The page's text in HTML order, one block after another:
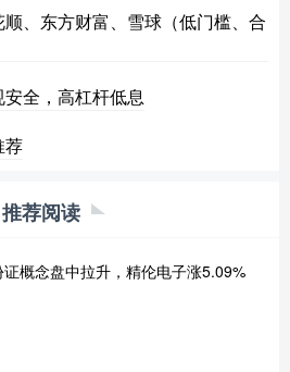
、东方财富、雪球（低门槛、合
全，高杠杆低息
荐
推荐阅读